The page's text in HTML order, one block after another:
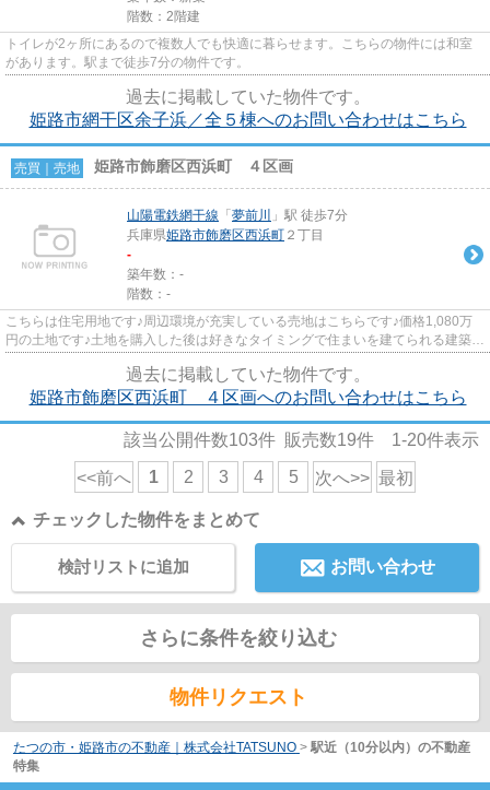
階数：2階建
トイレが2ヶ所にあるので複数人でも快適に暮らせます。こちらの物件には和室
があります。駅まで徒歩7分の物件です。
過去に掲載していた物件です。
姫路市網干区余子浜／全５棟へのお問い合わせはこちら
売買｜売地 姫路市飾磨区西浜町 ４区画
山陽電鉄網干線 「 夢前川
」駅 徒歩7分
兵庫県姫路市飾磨区西浜町 ２丁目
-
築年数：-
階数：-
こちらは住宅用地です♪周辺環境が充実している売地はこちらです♪価格1,080万
円の土地です♪土地を購入した後は好きなタイミングで住まいを建てられる建築条
過去に掲載していた物件です。
姫路市飾磨区西浜町 ４区画へのお問い合わせはこちら
該当公開件数103件 販売数19件 1-20件表示
<<前へ 1 2 3 4 5 次へ>> 最初
チェックした物件をまとめて
お問い合わせ
検討リストに追加
さらに条件を絞り込む
物件リクエスト
たつの市・姫路市の不動産｜株式会社TATSUNO > 駅近（10分以内）の不動産
特集